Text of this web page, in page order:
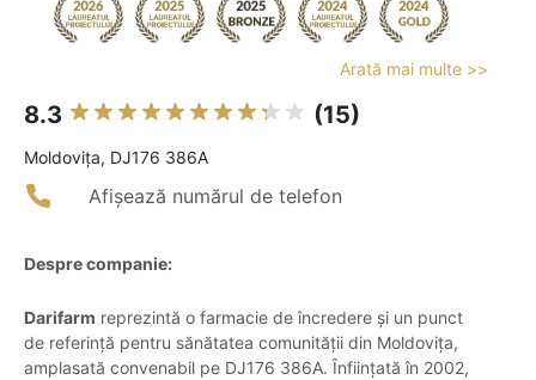
Arată mai multe >>
8.3 (15)
Moldoviţa, DJ176 386A
Afișează numărul de telefon
Despre companie:
Darifarm reprezintă o farmacie de încredere și un punct
de referință pentru sănătatea comunității din Moldovița,
amplasată convenabil pe DJ176 386A. Înființată în 2002,